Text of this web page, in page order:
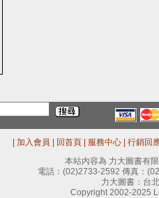
加入會員 回首頁 服務中心
行銷回
本站內容為 力大圖書有
電話： (02)2733-2592 傳真：
力大圖書：台
Copyright 2002-2025